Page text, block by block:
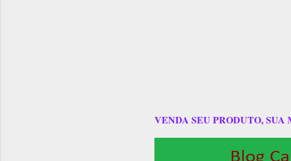
VENDA SEU PRODUTO, SUA